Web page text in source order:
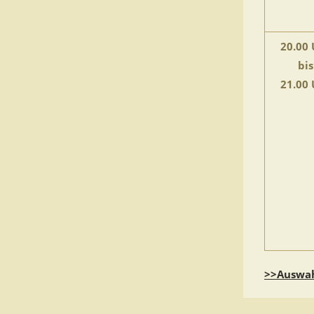
20.00
bis
21.00